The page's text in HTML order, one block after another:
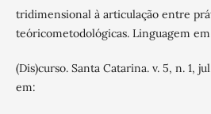
tridimensional à articulação entre
teóricometodológicas. Linguagem em
(Dis)curso. Santa Catarina. v. 5, n. 1,
em: